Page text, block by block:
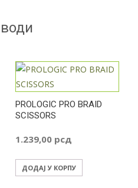
PROLOGIC PRO BRAID
SCISSORS
1.239,00 рсд
ДОДАЈ У КОРПУ